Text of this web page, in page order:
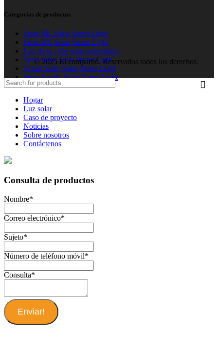
Categorías de productos
Serie BK Solar Street Light
Serie DK Solar Street Light
Luz de la calle solar automática
Serie Odin Solar Street Light
Venus Serie Solar Street Light
Serie Apollo Solar Street Light
© 2025 El compartió. Reservados todos los derechos.
Hogar
Luz solar
Caso de proyecto
Noticias
Sobre nosotros
Contáctenos
Consulta de productos
Nombre*
Correo electrónico*
Sujeto*
Número de teléfono móvil*
Consulta*
Enviar!